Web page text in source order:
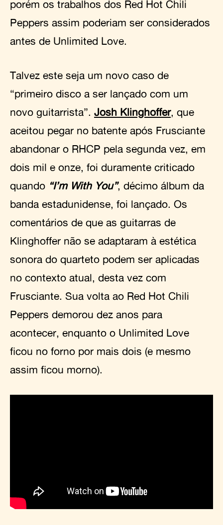
porém os trabalhos dos Red Hot Chili
Peppers assim poderiam ser considerados
antes de Unlimited Love.
Talvez este seja um novo caso de
“primeiro disco a ser lançado com um
novo guitarrista”. Josh Klinghoffer, que
aceitou pegar no batente após Frusciante
abandonar o RHCP pela segunda vez, em
dois mil e onze, foi duramente criticado
quando “I’m With You”, décimo álbum da
banda estadunidense, foi lançado. Os
comentários de que as guitarras de
Klinghoffer não se adaptaram à estética
sonora do quarteto podem ser aplicadas
no contexto atual, desta vez com
Frusciante. Sua volta ao Red Hot Chili
Peppers demorou dez anos para
acontecer, enquanto o Unlimited Love
ficou no forno por mais dois (e mesmo
assim ficou morno).